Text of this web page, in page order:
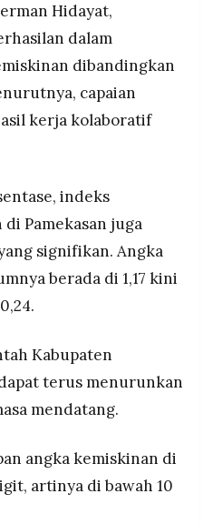
Hidayat,
dalam
dibandingkan
capaian
kerja kolaboratif
indeks
Pamekasan juga
signifikan. Angka
berada di 1,17 kini
Kabupaten
terus menurunkan
mendatang.
angka kemiskinan di
artinya di bawah 10